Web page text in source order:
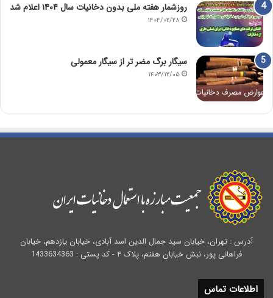
روزشمار هفته ملی بدون دخانیات سال ۱۴۰۴ اعلام شد
۱۴۰۴/۰۲/۲۸
سیگار برگ مضر تر از سیگار معمولی
۱۴۰۳/۱۲/۰۵
آدرس : تهران، خیابان سید جمال الدین اسد آبادی، خیابان یازدهم، خیابان
فراهانی پور، نبش خیابان هفتم، پلاک ۴ - کد پستی : 1433634363
اطلاعات تماس